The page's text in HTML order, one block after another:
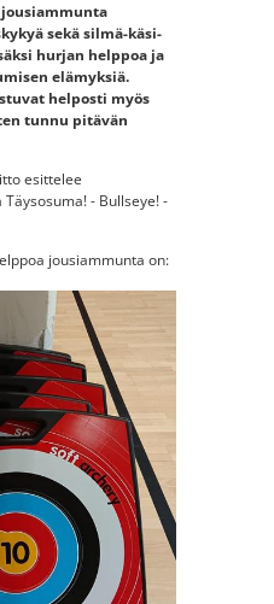
sekä silmä-käsi-
hurjan helppoa ja
elämyksiä.
helposti myös
tunnu pitävän
esittelee
- Bullseye! -
jousiammunta on: